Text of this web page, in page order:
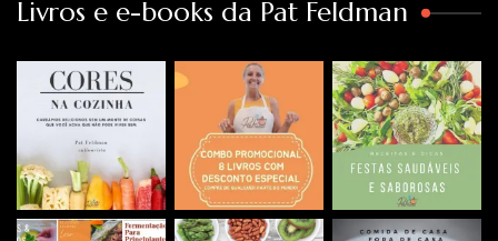
Livros e e-books da Pat Feldman